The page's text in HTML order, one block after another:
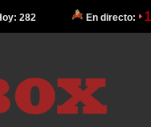
282 En directo: 1